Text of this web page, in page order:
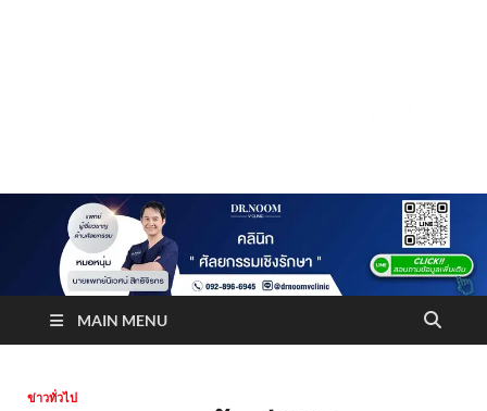
Truststoreonline
MAIN MENU
ข่าวทั่วไป